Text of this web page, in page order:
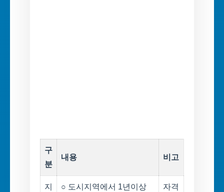
구
분
내용 비고
지
○ 도시지역에서 1년이상
자격